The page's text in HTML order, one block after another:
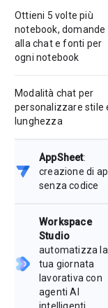
Ottieni 5 volte più
notebook, domande
alla chat e fonti per
ogni notebook
Modalità chat per
personalizzare stile
lunghezza
AppSheet:
creazione di
senza codice
Workspace
Studio
automatizza la
tua giornata
lavorativa con
agenti AI